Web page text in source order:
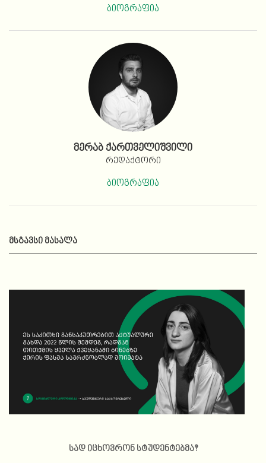
ბიოგრაფია
მერაბ ქართველიშვილი
რედაქტორი
ბიოგრაფია
ᲛᲡᲒᲐᲕᲡᲘ ᲛᲐᲡᲐᲚᲐ
სად იცხოვრონ სტუდენტებმა?